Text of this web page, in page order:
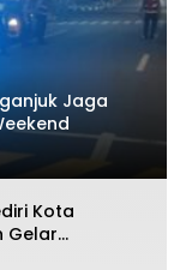
Jaga
Kota
Gelar